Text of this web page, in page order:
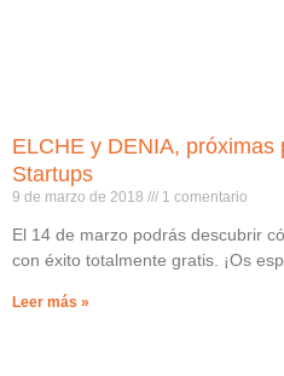
ELCHE y DENIA,
Startups
9 de marzo de 2018 1 comentario
El 14 de marzo podrás descubrir
con éxito totalmente gratis. ¡Os
Leer más »